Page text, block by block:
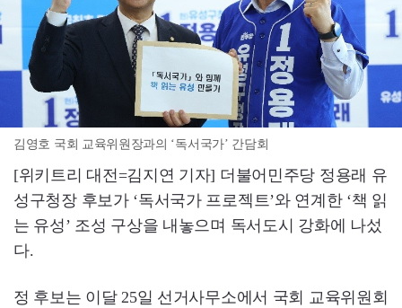
김영호 국회 교육위원장과의 ‘독서국가’ 간담회
[위키트리 대전=김지연 기자] 더불어민주당 정용래 유
성구청장 후보가 ‘독서국가 프로젝트’와 연계한 ‘책 읽
는 유성’ 조성 구상을 내놓으며 독서도시 강화에 나섰
다.
정 후보는 이달 25일 선거사무소에서 국회 교육위원회